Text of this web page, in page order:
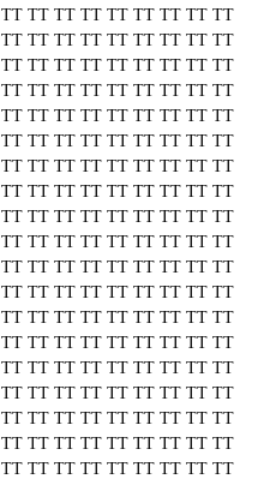
TT TT TT TT TT TT TT TT TT
TT TT TT TT TT TT TT TT TT
TT TT TT TT TT TT TT TT TT
TT TT TT TT TT TT TT TT TT
TT TT TT TT TT TT TT TT TT
TT TT TT TT TT TT TT TT TT
TT TT TT TT TT TT TT TT TT
TT TT TT TT TT TT TT TT TT
TT TT TT TT TT TT TT TT TT
TT TT TT TT TT TT TT TT TT
TT TT TT TT TT TT TT TT TT
TT TT TT TT TT TT TT TT TT
TT TT TT TT TT TT TT TT TT
TT TT TT TT TT TT TT TT TT
TT TT TT TT TT TT TT TT TT
TT TT TT TT TT TT TT TT TT
TT TT TT TT TT TT TT TT TT
TT TT TT TT TT TT TT TT TT
TT TT TT TT TT TT TT TT TT